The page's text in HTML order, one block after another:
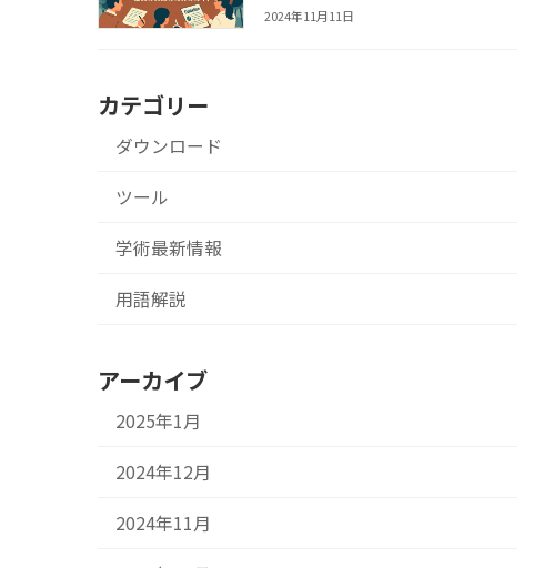
2024年11月11日
カテゴリー
ダウンロード
ツール
学術最新情報
用語解説
アーカイブ
2025年1月
2024年12月
2024年11月